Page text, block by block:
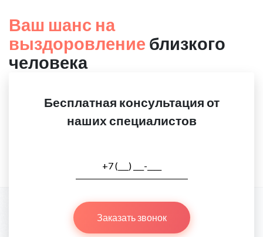
Ваш шанс на
выздоровление близкого
человека
Бесплатная консультация от
наших специалистов
Заказать звонок